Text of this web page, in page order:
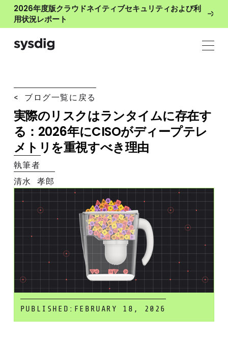
2026年度版クラウドネイティブセキュリティおよび利
用状況レポート
< ブログ一覧に戻る
実際のリスクはランタイムに存在す
る：2026年にCISOがディープテレ
メトリを重視すべき理由
執筆者
清水 孝郎
PUBLISHED: FEBRUARY 18, 2026